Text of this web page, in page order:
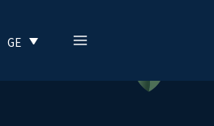
GE